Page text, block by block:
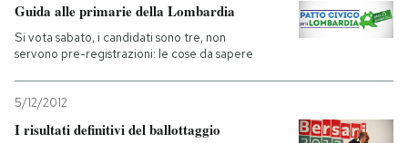
NEWSLETTER
Guida alle primarie della Lombardia
Si vota sabato, i candidati sono tre, non
servono pre-registrazioni: le cose da sapere
5/12/2012
I risultati definitivi del ballottaggio